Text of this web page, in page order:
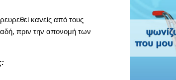
κανείς από τους
πριν την απονομή των